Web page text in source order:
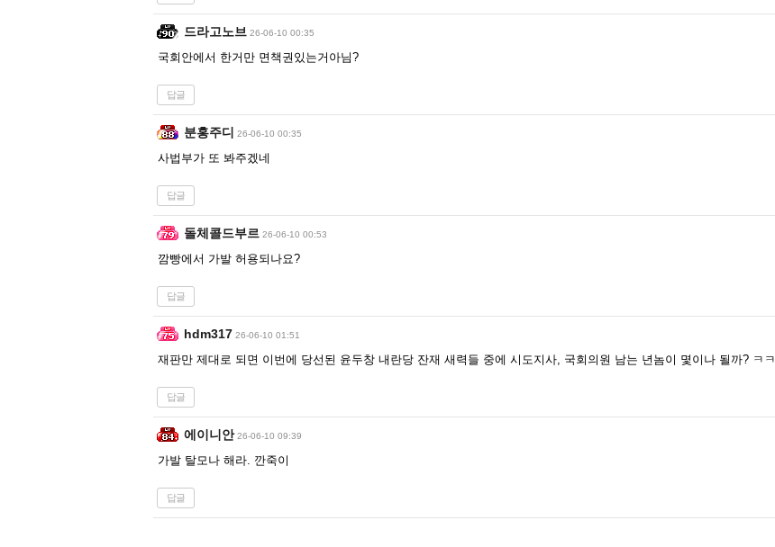
드라고노브 26-06-10 00:35
국회안에서 한거만 면책권있는거아님?
답글
분홍주디 26-06-10 00:35
사법부가 또 봐주겠네
답글
돌체콜드부르 26-06-10 00:53
깜빵에서 가발 허용되나요?
답글
hdm317 26-06-10 01:51
재판만 제대로 되면 이번에 당선된 윤두창 내란당 잔재 새력들 중에 시도지사, 국회의원 남는 년놈이 몇이나 될까? ㅋㅋ
답글
에이니안 26-06-10 09:39
가발 탈모나 해라. 깐죽이
답글